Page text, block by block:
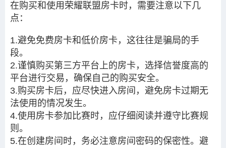
在购买和使用荣耀联盟房卡时，需要注意以下几
点：
1.避免免费房卡和低价房卡，这往往是骗局的手
段。
2.谨慎购买第三方平台上的房卡，选择信誉度高的
平台进行交易，确保自己的购买安全。
3.购买房卡后，应尽快进入房间，避免房卡过期无
法使用的情况发生。
4.使用房卡参加比赛时，应仔细阅读并遵守比赛规
则。
5.在创建房间时，务必注意房间密码的保密性。避